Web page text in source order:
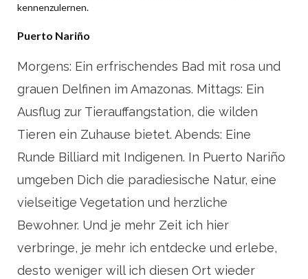
kennenzulernen.
Puerto Nariño
Morgens: Ein erfrischendes Bad mit rosa und
grauen Delfinen im Amazonas. Mittags: Ein
Ausflug zur Tierauffangstation, die wilden
Tieren ein Zuhause bietet. Abends: Eine
Runde Billiard mit Indigenen. In Puerto Nariño
umgeben Dich die paradiesische Natur, eine
vielseitige Vegetation und herzliche
Bewohner. Und je mehr Zeit ich hier
verbringe, je mehr ich entdecke und erlebe,
desto weniger will ich diesen Ort wieder